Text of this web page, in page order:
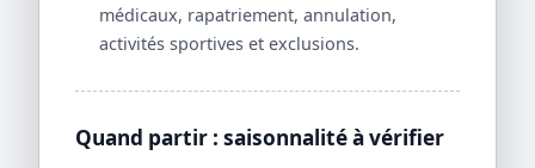
médicaux, rapatriement, annulation,
activités sportives et exclusions.
Quand partir : saisonnalité à vérifier